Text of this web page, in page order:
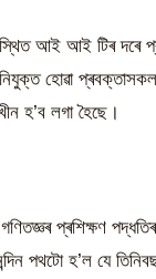
আই আই টিৰ দৰে
হোৱা
হ’ব লগা হৈছে।
প্ৰশিক্ষণ
পথটো হ’ল যে